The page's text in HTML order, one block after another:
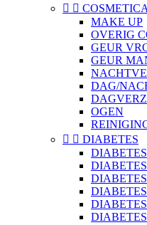
  COSMETICA
MAKE UP
OVERIG
GEUR
GEUR
DAG/
OGEN
  DIABETES